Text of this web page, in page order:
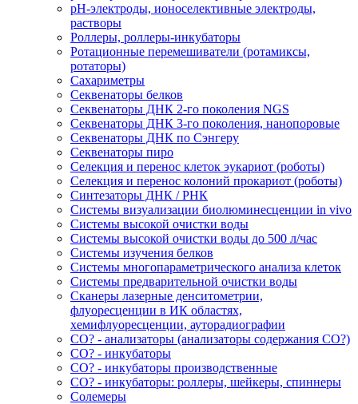
рН-электроды, ионоселективные электроды,
растворы
Роллеры, роллеры-инкубаторы
Ротационные перемешиватели (ротамиксы,
ротаторы)
Сахариметры
Секвенаторы белков
Секвенаторы ДНК 2-го поколения NGS
Секвенаторы ДНК 3-го поколения, нанопоровые
Секвенаторы ДНК по Сэнгеру
Секвенаторы пиро
Селекция и перенос клеток эукариот (роботы)
Селекция и перенос колоний прокариот (роботы)
Синтезаторы ДНК / РНК
Системы визуализации биолюминесценции in vivo
Системы высокой очистки воды
Системы высокой очистки воды до 500 л/час
Системы изучения белков
Системы многопараметрического анализа клеток
Системы предварительной очистки воды
Сканеры лазерные денситометрии,
флуоресценции в ИК областях,
хемифлуоресценции, ауторадиографии
СО? - анализаторы (анализаторы содержания СО?)
СО? - инкубаторы
СО? - инкубаторы производственные
СО? - инкубаторы: роллеры, шейкеры, спиннеры
Солемеры